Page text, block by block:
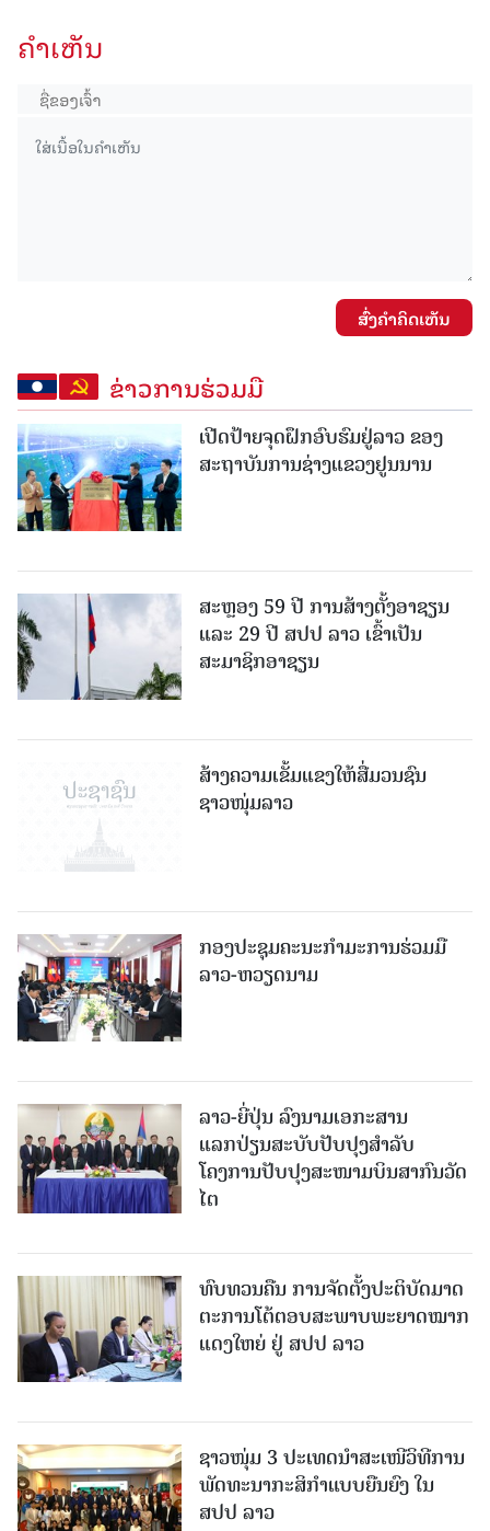
ຄໍາເຫັນ
ສົ່ງຄໍາຄິດເຫັນ
ຂ່າວການຮ່ວມມື
ເປີດປ້າຍຈຸດຝຶກອົບຮົມຢູ່ລາວ ຂອງ
ສະຖາບັນການຊ່າງແຂວງຢູນນານ
ສະຫຼອງ 59 ປີ ການສ້າງຕັ້ງອາຊຽນ
ແລະ 29 ປີ ສປປ ລາວ ເຂົ້າເປັນ
ສະມາຊິກອາຊຽນ
ສ້າງຄວາມເຂັ້ມແຂງໃຫ້ສື່ມວນຊົນ
ຊາວໜຸ່ມລາວ
ກອງປະຊຸມຄະນະກຳມະການຮ່ວມມື
ລາວ-ຫວຽດນາມ
ລາວ-ຍີ່ປຸ່ນ ລົງນາມເອກະສານ
ແລກປ່ຽນສະບັບປັບປຸງສໍາລັບ
ໂຄງການປັບປຸງສະໜາມບິນສາກົນວັດ
ໄຕ
ທົບທວນຄືນ ການຈັດຕັ້ງປະຕິບັດມາດ
ຕະການໂຕ້ຕອບສະພາບພະຍາດໝາກ
ແດງໃຫຍ່ ຢູ່ ສປປ ລາວ
ຊາວໜຸ່ມ 3 ປະເທດນຳສະເໜີວິທີການ
ພັດທະນາກະສິກຳແບບຍືນຍົງ ໃນ
ສປປ ລາວ